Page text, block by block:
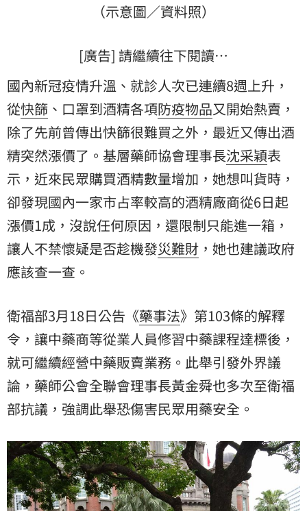
（示意圖／資料照）
[廣告] 請繼續往下閱讀…
國內新冠疫情升溫、就診人次已連續8週上升，
從快篩 、口罩到酒精各項防疫物品又開始熱賣，
除了先前曾傳出快篩很難買之外，最近又傳出酒
精突然漲價了。基層藥師協會理事長沈采穎表
示，近來民眾購買酒精數量增加，她想叫貨時，
卻發現國內一家市占率較高的酒精廠商從6日起
漲價1成，沒說任何原因，還限制只能進一箱，
讓人不禁懷疑是否趁機發災難財 ，她也建議政府
應該查一查。
衛福部3月18日公告《藥事法》第103條的解釋
令，讓中藥商等從業人員修習中藥課程達標後，
就可繼續經營中藥販賣業務。此舉引發外界議
論，藥師公會全聯會理事長黃金舜也多次至衛福
部抗議，強調此舉恐傷害民眾用藥安全。